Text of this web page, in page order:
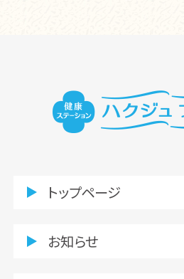
トップページ
お知らせ